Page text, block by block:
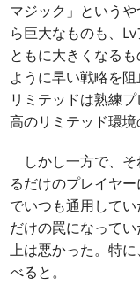
マジック」という
ら巨大なものも、
ともに大きくなる
ように早い戦略を
リミテッドは熟練
高のリミテッド環境
しかし一方で、そ
るだけのプレイヤ
でいつも通用して
だけの罠になって
上は悪かった。特
べると。